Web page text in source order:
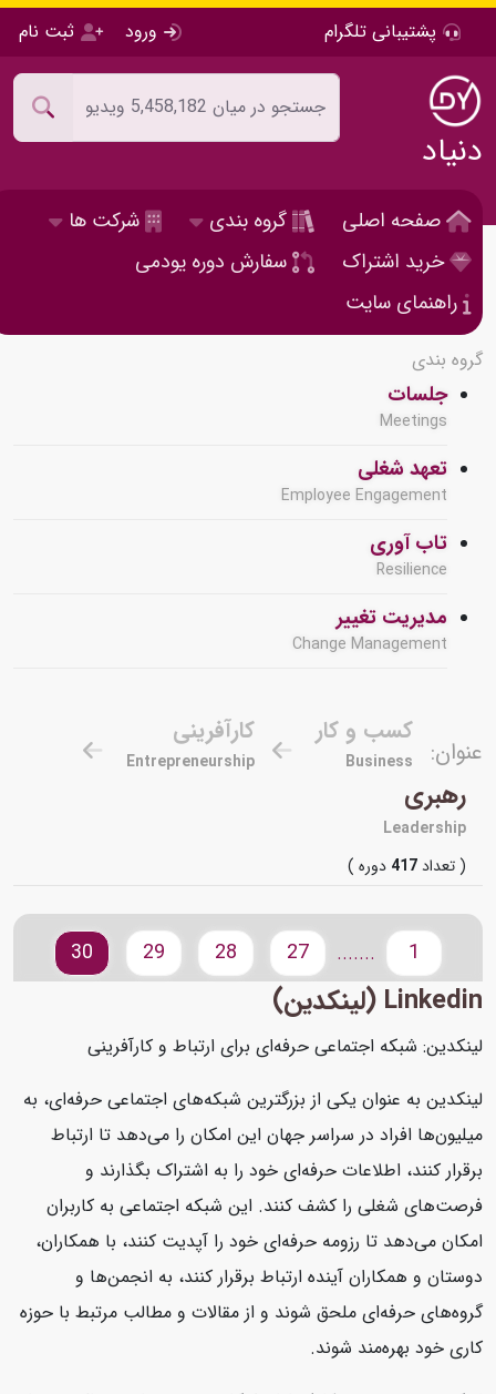
پشتیبانی تلگرام ورود ثبت نام
دنیاد
صفحه اصلی گروه بندی
شرکت ها
خرید اشتراک
سفارش دوره یودمی
راهنمای سایت
گروه بندی
جلسات
Meetings
تعهد شغلی
Employee Engagement
تاب آوری
Resilience
مدیریت تغییر
Change Management
عنوان:
کسب و کار
Business
کارآفرینی
Entrepreneurship
رهبری
Leadership
( تعداد417دوره )
.......
27
28
29
30
Linkedin (لینکدین)
لینکدین: شبکه اجتماعی حرفه‌ای برای ارتباط و کارآفرینی
لینکدین به عنوان یکی از بزرگترین شبکه‌های اجتماعی حرفه‌ای، به
میلیون‌ها افراد در سراسر جهان این امکان را می‌دهد تا ارتباط
برقرار کنند، اطلاعات حرفه‌ای خود را به اشتراک بگذارند و
فرصت‌های شغلی را کشف کنند. این شبکه اجتماعی به کاربران
امکان می‌دهد تا رزومه حرفه‌ای خود را آپدیت کنند، با همکاران،
دوستان و همکاران آینده ارتباط برقرار کنند، به انجمن‌ها و
گروه‌های حرفه‌ای ملحق شوند و از مقالات و مطالب مرتبط با حوزه
کاری خود بهره‌مند شوند.